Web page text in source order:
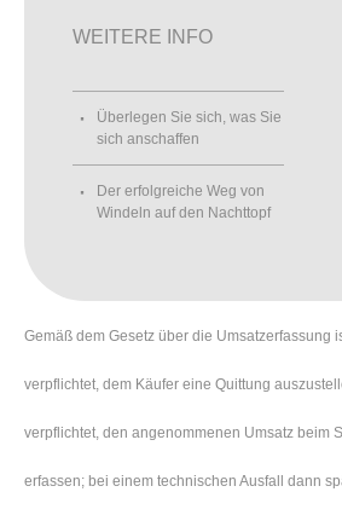
WEITERE INFO
Überlegen Sie sich, was Sie
sich anschaffen
Der erfolgreiche Weg von
Windeln auf den Nachttopf
Gemäß dem Gesetz über die Umsatzerfassung
verpflichtet, dem Käufer eine Quittung
verpflichtet, den angenommenen Umsatz beim
erfassen; bei einem technischen Ausfall dann